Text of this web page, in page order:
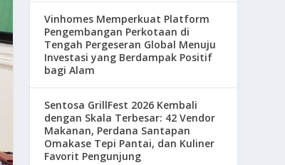
Vinhomes Memperkuat Platform
Pengembangan Perkotaan di
Tengah Pergeseran Global Menuju
Investasi yang Berdampak Positif
bagi Alam
Sentosa GrillFest 2026 Kembali
dengan Skala Terbesar: 42 Vendor
Makanan, Perdana Santapan
Omakase Tepi Pantai, dan Kuliner
Favorit Pengunjung